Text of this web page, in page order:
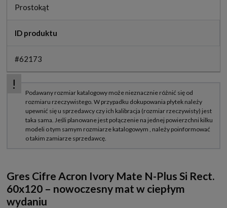
Prostokąt
ID produktu
#62173
Gres Cifre Acron Ivory Mate N-Plus Si Rect.
60x120 – nowoczesny mat w ciepłym
wydaniu